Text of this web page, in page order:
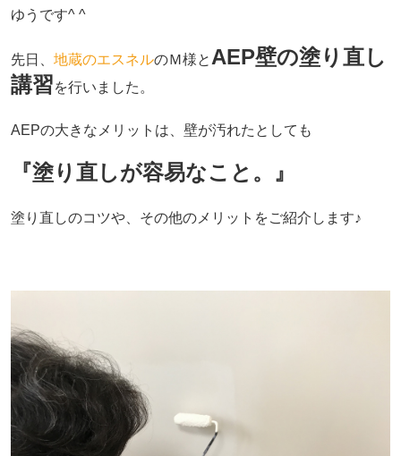
ゆうです^ ^
先日、 地蔵のエスネルのＭ様と AEP壁の塗り直し
講習を行いました。
AEPの大きなメリットは、壁が汚れたとしても
『塗り直しが容易なこと。』
塗り直しのコツや、その他のメリットをご紹介します♪